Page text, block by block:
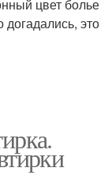
цвет болье
это